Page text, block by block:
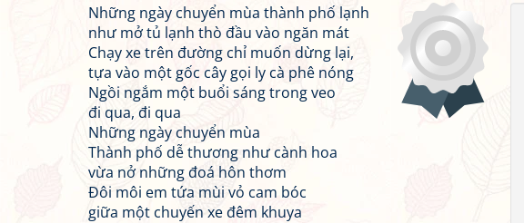
Những ngày chuyển mùa thành phố lạnh
như mở tủ lạnh thò đầu vào ngăn mát
Chạy xe trên đường chỉ muốn dừng lại,
tựa vào một gốc cây gọi ly cà phê nóng
Ngồi ngắm một buổi sáng trong veo
đi qua, đi qua
Những ngày chuyển mùa
Thành phố dễ thương như cành hoa
vừa nở những đoá hôn thơm
Đôi môi em tứa mùi vỏ cam bóc
giữa một chuyến xe đêm khuya